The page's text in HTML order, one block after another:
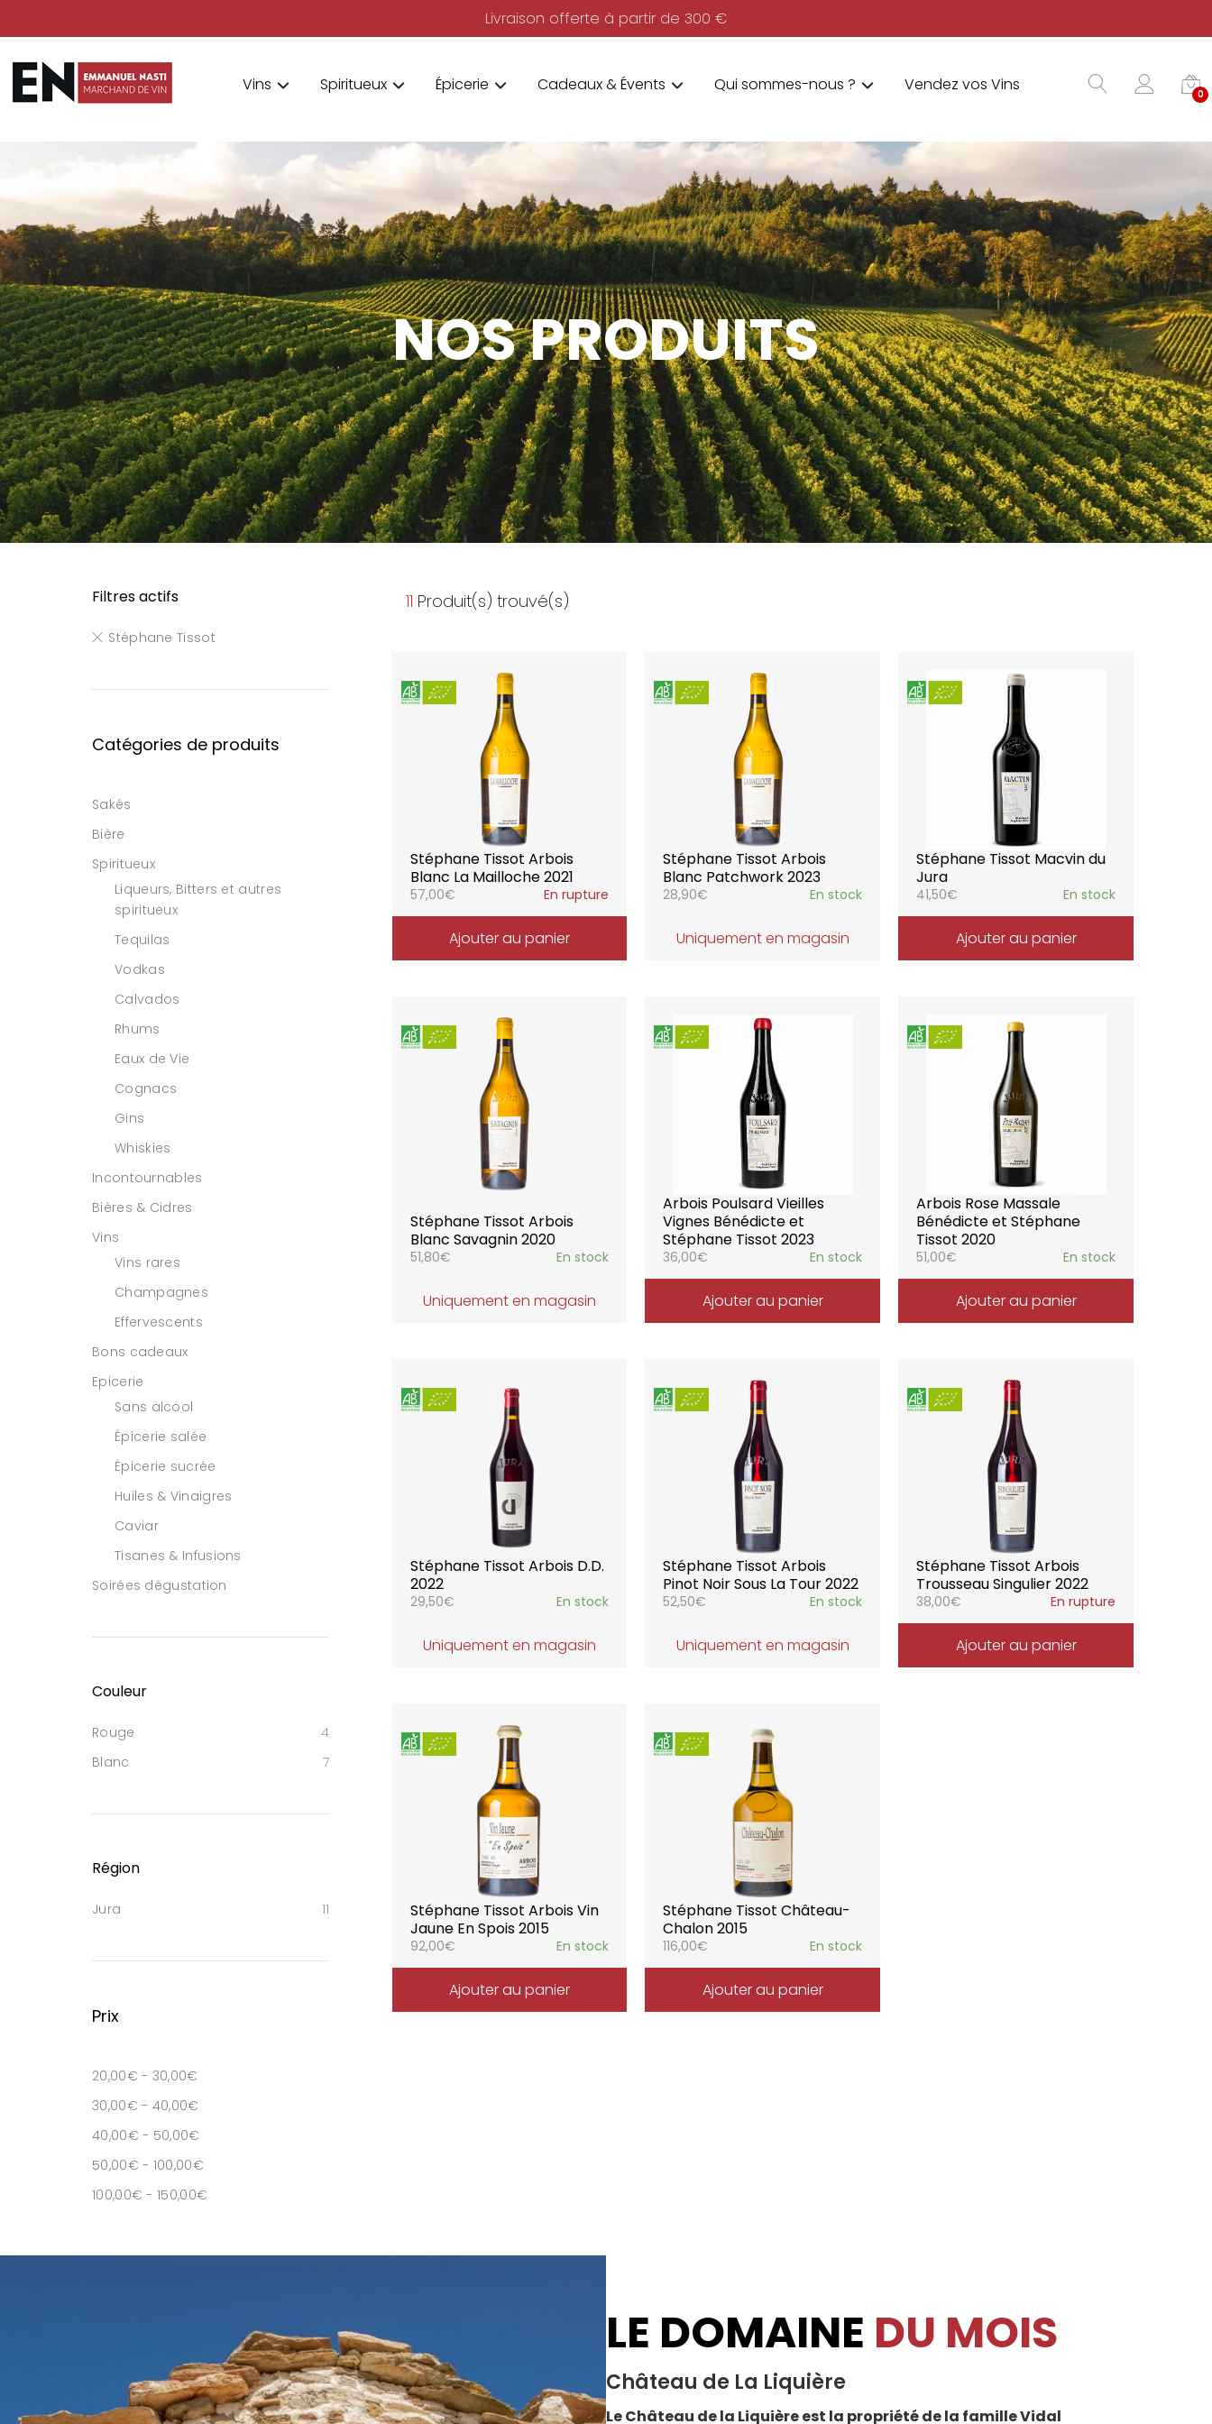
Livraison offerte à partir de 300 €
Vins Spiritueux Épicerie Cadeaux & Évents Qui sommes-nous ? Vendez vos Vins 0
NOS PRODUITS
11 Produit(s) trouvé(s)
Stéphane Tissot Arbois
Blanc La Mailloche 2021
57,00€ En rupture
Ajouter au panier
Stéphane Tissot Arbois
Blanc Patchwork 2023
28,90€ En stock
Uniquement en magasin
Stéphane Tissot Macvin du
Jura
41,50€ En stock
Ajouter au panier
Stéphane Tissot Arbois
Blanc Savagnin 2020
51,80€ En stock
Uniquement en magasin
Arbois Poulsard Vieilles
Vignes Bénédicte et
Stéphane Tissot 2023
36,00€ En stock
Ajouter au panier
Arbois Rose Massale
Bénédicte et Stéphane
Tissot 2020
51,00€ En stock
Ajouter au panier
Stéphane Tissot Arbois D.D.
2022
29,50€ En stock
Uniquement en magasin
Stéphane Tissot Arbois
Pinot Noir Sous La Tour 2022
52,50€ En stock
Uniquement en magasin
Stéphane Tissot Arbois
Trousseau Singulier 2022
38,00€ En rupture
Ajouter au panier
Stéphane Tissot Arbois Vin
Jaune En Spois 2015
92,00€ En stock
Ajouter au panier
Stéphane Tissot Château-
Chalon 2015
116,00€ En stock
Ajouter au panier
Filtres actifs
Stéphane Tissot
Catégories de produits
Sakés
Bière
Spiritueux
Liqueurs, Bitters et autres
spiritueux
Tequilas
Vodkas
Calvados
Rhums
Eaux de Vie
Cognacs
Gins
Whiskies
Incontournables
Bières & Cidres
Vins
Vins rares
Champagnes
Effervescents
Bons cadeaux
Epicerie
Sans alcool
Épicerie salée
Épicerie sucrée
Huiles & Vinaigres
Caviar
Tisanes & Infusions
Soirées dégustation
Couleur
Rouge
4
Blanc
7
Région
Jura 11
Prix
20,00€ - 30,00€
30,00€ - 40,00€
40,00€ - 50,00€
50,00€ - 100,00€
100,00€ -150,00€
LE DOMAINE DU MOIS
Château de La Liquière
Le Château de la Liquière est la propriété de la famille Vidal